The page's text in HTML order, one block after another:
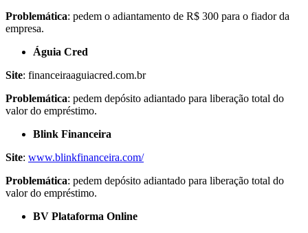
Problemática: pedem o adiantamento de R$ 300 para o fiador da
empresa.
Águia Cred
Site: financeiraaguiacred.com.br
Problemática: pedem depósito adiantado para liberação total do
valor do empréstimo.
Blink Financeira
Site: www.blinkfinanceira.com/
Problemática: pedem depósito adiantado para liberação total do
valor do empréstimo.
BV Plataforma Online